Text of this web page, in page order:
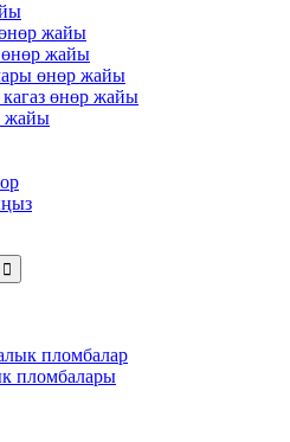
жайы
жайы
өнөр жайы
өнөр жайы
жайы
пломбалар
пломбалары